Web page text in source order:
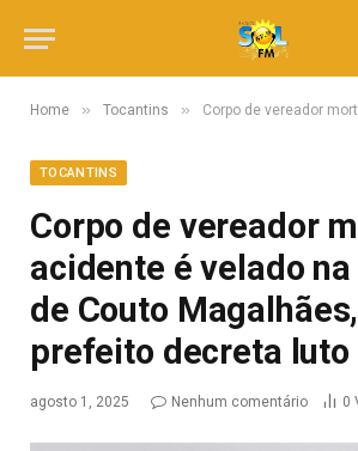
Home » Tocantins » Corpo de vereador morto em acidente é velado na
TOCANTINS
Corpo de vereador
acidente é velado
de Couto
prefeito decreta luto
agosto 1, 2025 Nenhum comentário 0